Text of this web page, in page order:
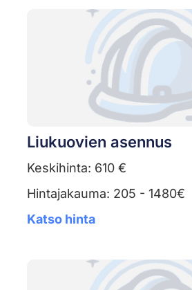
Liukuovien asennus
Keskihinta: 610 €
Hintajakauma: 205 - 1480€
Katso hinta